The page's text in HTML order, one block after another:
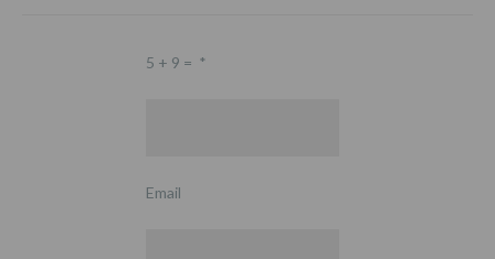
5 + 9 = *
Email